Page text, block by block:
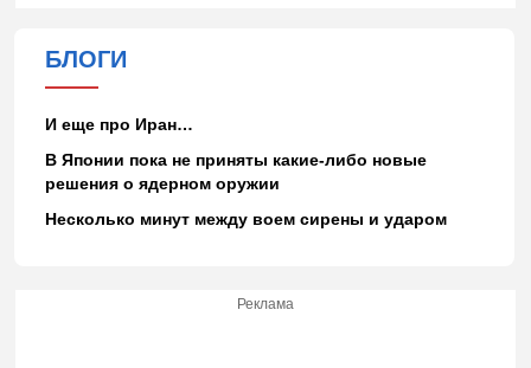
БЛОГИ
И еще про Иран…
В Японии пока не приняты какие-либо новые
решения о ядерном оружии
Несколько минут между воем сирены и ударом
Реклама